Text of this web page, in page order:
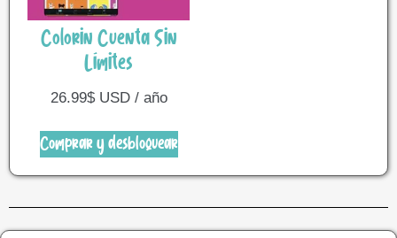
Colorin Cuenta Sin
Límites
26.99$USD / año
Comprar y desbloquear